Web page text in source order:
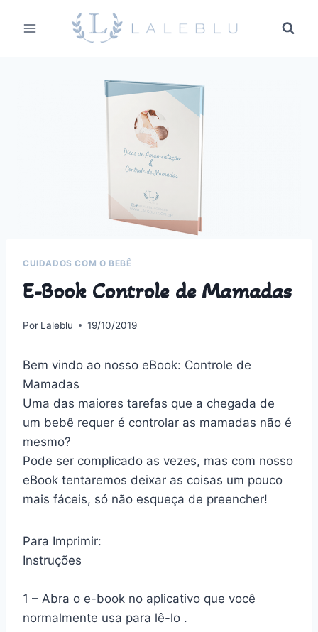
para
CUIDADOS COM O BEBÊ
E-Book Controle de Mamadas
Por Laleblu 19/10/2019
Bem vindo ao nosso eBook: Controle de
Mamadas
Uma das maiores tarefas que a chegada de
um bebê requer é controlar as mamadas não é
mesmo?
Pode ser complicado as vezes, mas com nosso
eBook tentaremos deixar as coisas um pouco
mais fáceis, só não esqueça de preencher!
Para Imprimir:
Instruções
1 – Abra o e-book no aplicativo que você
normalmente usa para lê-lo .